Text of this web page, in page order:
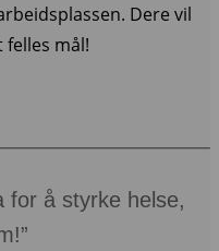
Dere vil
mål!
for å styrke helse,